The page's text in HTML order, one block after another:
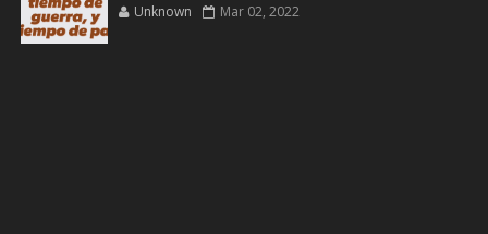
Unknown Mar 02, 2022